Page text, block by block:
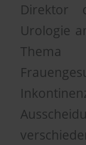
Direktor
Urologie